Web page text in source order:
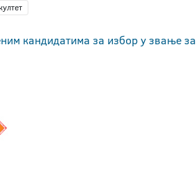
кандидатима за избор у звање